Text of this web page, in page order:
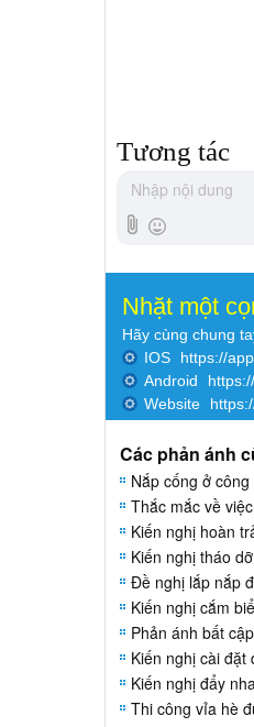
Tương tác
Nhặt một
Hãy cùng chung
IOS
https://
Android
Website
Các phản ánh
Nắp cống ở
Thắc mắc về
Kiến nghị hoàn
Kiến nghị tháo
Đề nghị lắp nắp
Kiến nghị cắm
Phản ánh bất
Kiến nghị cài đặt
Kiến nghị đẩy
Thi công vỉa hè